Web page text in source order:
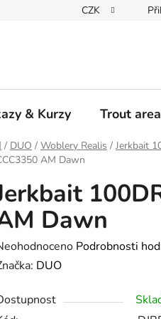
CZK
& Kurzy Trout area
Domů
/ DUO / Woblery Realis / Jerkbait
AM Dawn
Dawn
Podrobnosti
DUO